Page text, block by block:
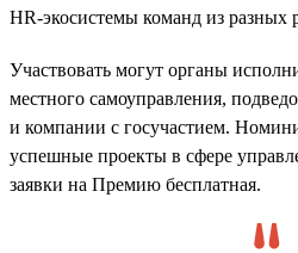
HR-экосистемы команд из разных
Участвовать могут органы
местного самоуправления,
и компании с госучастием.
успешные проекты в сфере
заявки на Премию бесплатная.